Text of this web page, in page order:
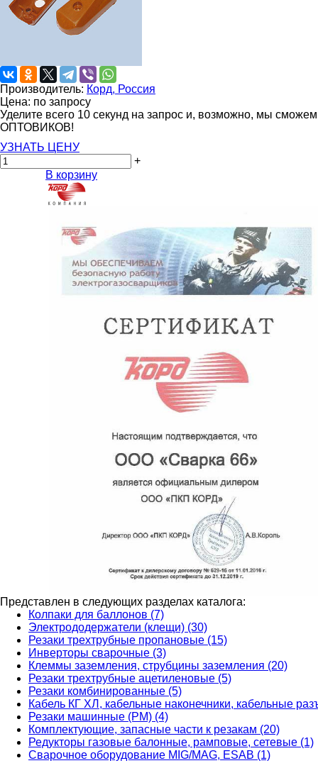
Производитель: Корд, Россия
Цена: по запросу
Уделите всего 10 секунд на запрос и, возможно, мы
ОПТОВИКОВ!
УЗНАТЬ ЦЕНУ
+
В корзину
Представлен в следующих разделах каталога:
Колпаки для баллонов (7)
Электрододержатели (клещи) (30)
Резаки трехтрубные пропановые (15)
Инверторы сварочные (3)
Клеммы заземления, струбцины заземления (20)
Резаки трехтрубные ацетиленовые (5)
Резаки комбинированные (5)
Кабель КГ ХЛ, кабельные наконечники, кабельные
Резаки машинные (РМ) (4)
Комплектующие, запасные части к резакам (20)
Редукторы газовые балонные, рамповые, сетевые (1)
Сварочное оборудование MIG/MAG, ESAB (1)